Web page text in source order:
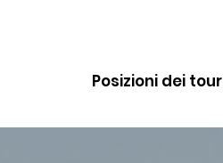
Posizioni dei tour